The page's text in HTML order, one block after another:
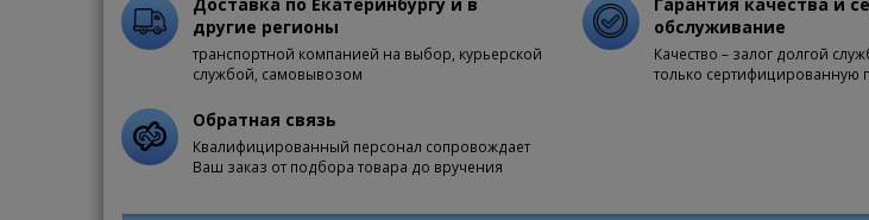
другие регионы
транспортной компанией на выбор, курьерской
службой, самовывозом
обслуживание
Качество – залог долгой
только сертифицированную
Обратная связь
Квалифицированный персонал сопровождает
Ваш заказ от подбора товара до вручения